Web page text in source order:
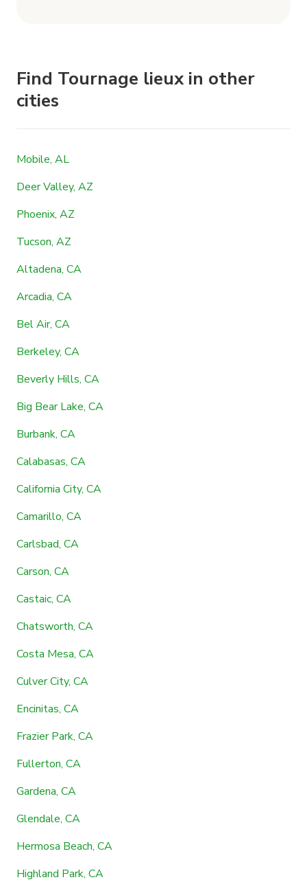
Find Tournage lieux in other
cities
Mobile, AL
Deer Valley, AZ
Phoenix, AZ
Tucson, AZ
Altadena, CA
Arcadia, CA
Bel Air, CA
Berkeley, CA
Beverly Hills, CA
Big Bear Lake, CA
Burbank, CA
Calabasas, CA
California City, CA
Camarillo, CA
Carlsbad, CA
Carson, CA
Castaic, CA
Chatsworth, CA
Costa Mesa, CA
Culver City, CA
Encinitas, CA
Frazier Park, CA
Fullerton, CA
Gardena, CA
Glendale, CA
Hermosa Beach, CA
Highland Park, CA